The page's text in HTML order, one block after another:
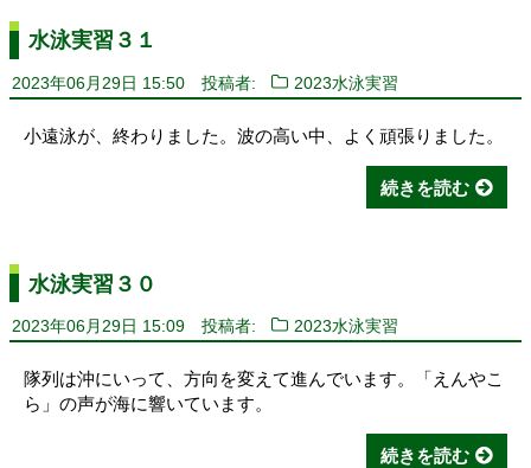
水泳実習３１
2023年06月29日 15:50 投稿者: 2023水泳実習
小遠泳が、終わりました。波の高い中、よく頑張りました。
続きを読む
水泳実習３０
2023年06月29日 15:09 投稿者: 2023水泳実習
隊列は沖にいって、方向を変えて進んでいます。「えんやこ
ら」の声が海に響いています。
続きを読む